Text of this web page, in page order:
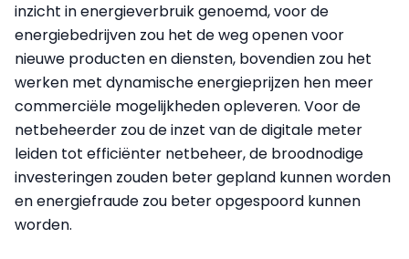
inzicht in energieverbruik genoemd, voor de
energiebedrijven zou het de weg openen voor
nieuwe producten en diensten, bovendien zou het
werken met dynamische energieprijzen hen meer
commerciële mogelijkheden opleveren. Voor de
netbeheerder zou de inzet van de digitale meter
leiden tot efficiënter netbeheer, de broodnodige
investeringen zouden beter gepland kunnen worden
en energiefraude zou beter opgespoord kunnen
worden.